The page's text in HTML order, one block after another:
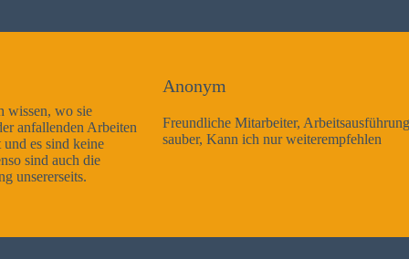
Freundliche Mitarbeiter, Arbeitsausführung sehr gut und sehr
sauber, Kann ich nur weiterempfehlen